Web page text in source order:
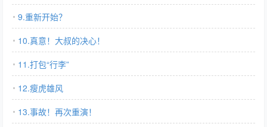
9.重新开始？
10.真意！大叔的决心！
11.打包“行李”
12.瘦虎雄风
13.事故！再次重演！